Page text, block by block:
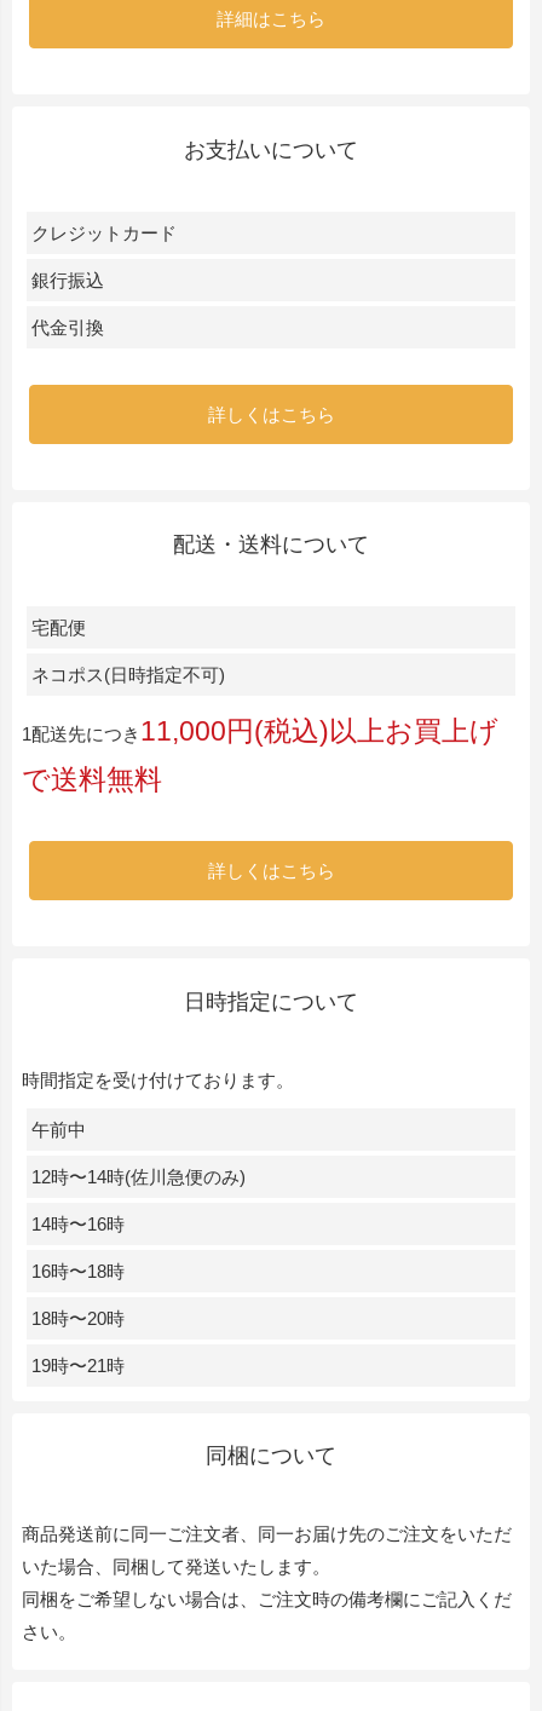
詳細はこちら
お支払いについて
クレジットカード
銀行振込
代金引換
詳しくはこちら
配送・送料について
宅配便
ネコポス(日時指定不可)
1配送先につき 11,000円(税込)以上お買上げ
で送料無料
詳しくはこちら
日時指定について
時間指定を受け付けております。
午前中
12時〜14時(佐川急便のみ)
14時〜16時
16時〜18時
18時〜20時
19時〜21時
同梱について
商品発送前に同一ご注文者、同一お届け先のご注文をいただ
いた場合、同梱して発送いたします。
同梱をご希望しない場合は、ご注文時の備考欄にご記入くだ
さい。